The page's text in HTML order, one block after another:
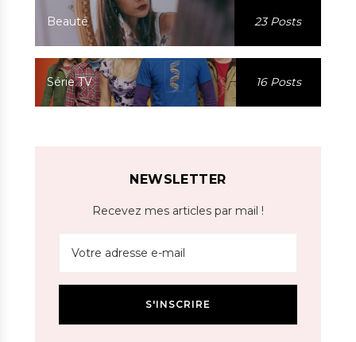
Beauté 23 Posts
Série TV 16 Posts
NEWSLETTER
Recevez mes articles par mail !